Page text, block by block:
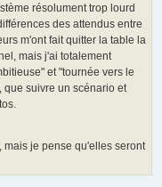
résolument trop lourd
des attendus entre
m'ont fait quitter la table la
mais j'ai totalement
et "tournée vers le
suivre un scénario et
mais je pense qu'elles seront